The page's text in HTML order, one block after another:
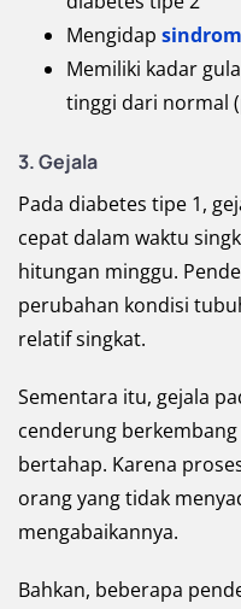
Mengidap
Memiliki kadar
tinggi dari normal
3. Gejala
Pada diabetes tipe 1,
cepat dalam waktu
hitungan minggu.
perubahan kondisi
relatif singkat.
Sementara itu, gejala
cenderung
bertahap. Karena
orang yang tidak
mengabaikannya.
Bahkan, beberapa